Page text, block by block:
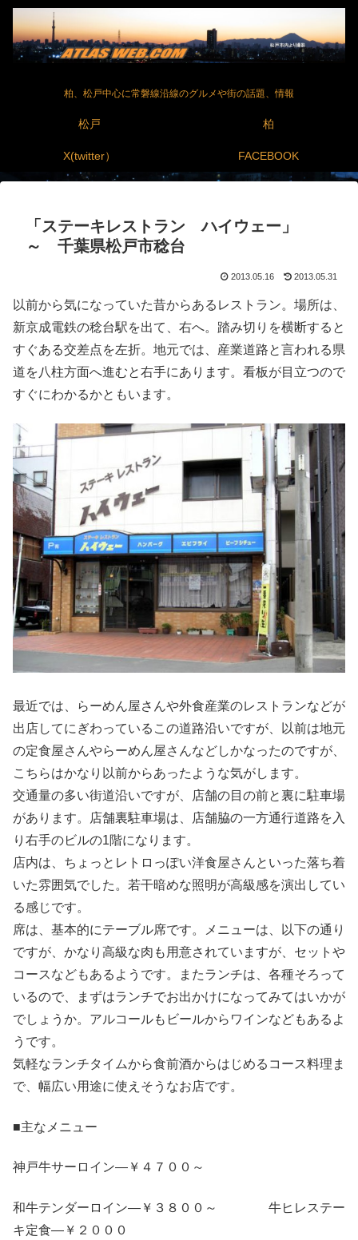
柏、松戸中心に常磐線沿線のグルメや街の話題、情報
松戸 柏
X(twitter） FACEBOOK
「ステーキレストラン ハイウェー」
～ 千葉県松戸市稔台
2013.05.16 2013.05.31
以前から気になっていた昔からあるレストラン。場所は、
新京成電鉄の稔台駅を出て、右へ。踏み切りを横断すると
すぐある交差点を左折。地元では、産業道路と言われる県
道を八柱方面へ進むと右手にあります。看板が目立つので
すぐにわかるかともいます。
最近では、らーめん屋さんや外食産業のレストランなどが
出店してにぎわっているこの道路沿いですが、以前は地元
の定食屋さんやらーめん屋さんなどしかなったのですが、
こちらはかなり以前からあったような気がします。
交通量の多い街道沿いですが、店舗の目の前と裏に駐車場
があります。店舗裏駐車場は、店舗脇の一方通行道路を入
り右手のビルの1階になります。
店内は、ちょっとレトロっぽい洋食屋さんといった落ち着
いた雰囲気でした。若干暗めな照明が高級感を演出してい
る感じです。
席は、基本的にテーブル席です。メニューは、以下の通り
ですが、かなり高級な肉も用意されていますが、セットや
コースなどもあるようです。またランチは、各種そろって
いるので、まずはランチでお出かけになってみてはいかが
でしょうか。アルコールもビールからワインなどもあるよ
うです。
気軽なランチタイムから食前酒からはじめるコース料理ま
で、幅広い用途に使えそうなお店です。
■主なメニュー
神戸牛サーロイン—￥４７００～
和牛テンダーロイン—￥３８００～ 牛ヒレステー
キ定食—￥２０００